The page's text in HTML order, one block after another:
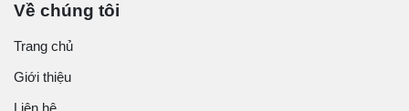
Về chúng tôi
Trang chủ
Giới thiệu
Liên hệ